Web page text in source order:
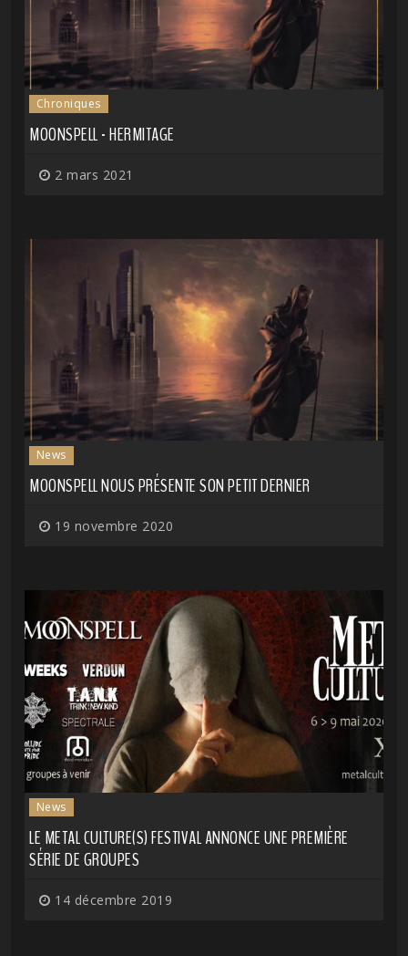
Chroniques
MOONSPELL - HERMITAGE
2 mars 2021
News
MOONSPELL NOUS PRÉSENTE SON PETIT DERNIER
19 novembre 2020
News
LE METAL CULTURE(S) FESTIVAL ANNONCE UNE PREMIÈRE
SÉRIE DE GROUPES
14 décembre 2019